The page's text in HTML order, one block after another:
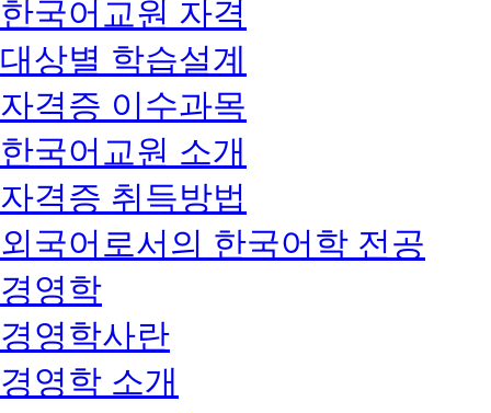
한국어교원 자격
대상별 학습설계
자격증 이수과목
한국어교원 소개
자격증 취득방법
외국어로서의 한국어학 전공
경영학
경영학사란
경영학 소개